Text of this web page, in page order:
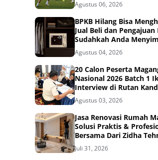
Agustus 06, 2026
BPKB Hilang Bisa
Jual Beli dan Pengajuan
Sudahkah Anda
di Brankas BPKB?
Agustus 04, 2026
20 Calon Peserta
Nasional 2026 Batch 1
Interview di Rutan
Agustus 03, 2026
Jasa Renovasi Rumah
Solusi Praktis &
Bersama Dari Zidha
Juli 31, 2026